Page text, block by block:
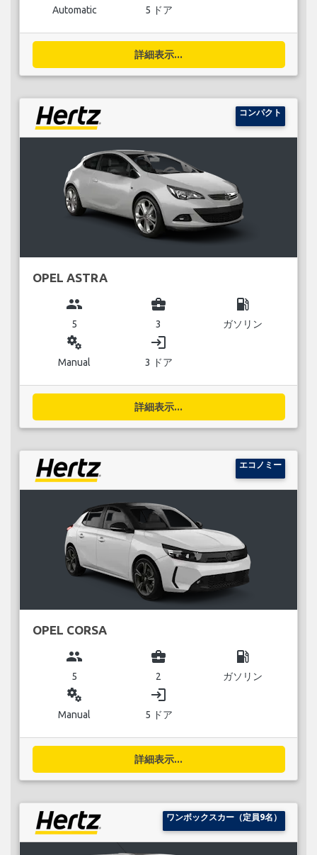
Automatic 5 ドア
詳細表示...
コンパクト
OPEL ASTRA
group
5
business_center
3
local_gas_station
ガソリン
miscellaneous_services
Manual
login
3 ドア
詳細表示...
エコノミー
OPEL CORSA
group
5
business_center
2
local_gas_station
ガソリン
miscellaneous_services
Manual
login
5 ドア
詳細表示...
ワンボックスカー（定員9名）